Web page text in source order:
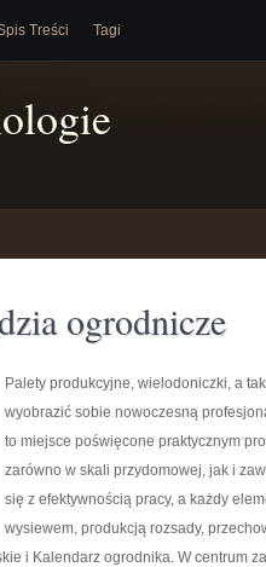
Treści Tagi
ogrodnicze
Palety produkcyjne, wielodoniczki, a
wyobrazić sobie nowoczesną
to miejsce poświęcone praktycznym
zarówno w skali przydomowej, jak i
się z efektywnością pracy, a każdy
wysiewem, produkcją rozsady,
i Kalendarz ogrodnika. W centrum